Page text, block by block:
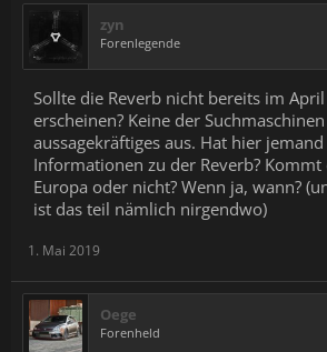
zyn
Forenlegende
Sollte die Reverb nicht bereits im
erscheinen? Keine der
aussagekräftiges aus. Hat hier
Informationen zu der Reverb? Kommt
Europa oder nicht? Wenn ja, wann?
ist das teil nämlich nirgendwo)
1. Mai 2019
Oege
Forenheld